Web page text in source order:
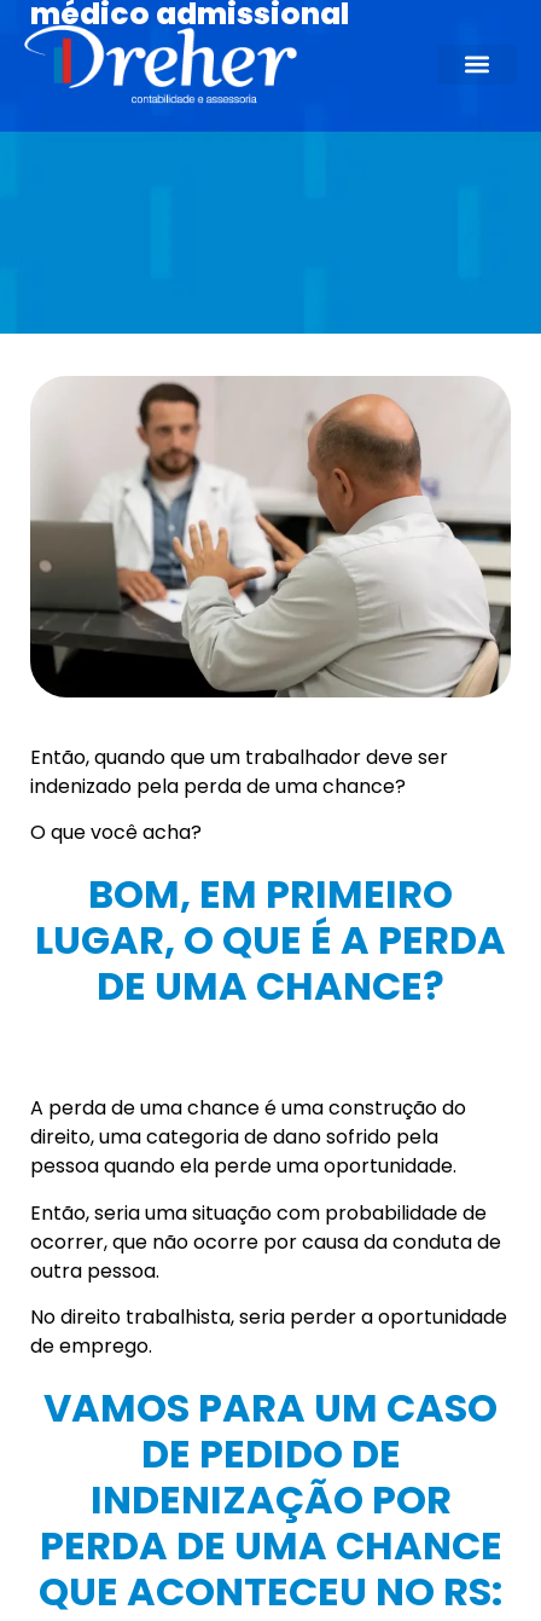
médico admissional
Então, quando que um trabalhador deve ser
indenizado pela perda de uma chance?
O que você acha?
BOM, EM PRIMEIRO
LUGAR, O QUE É A PERDA
DE UMA CHANCE?
A perda de uma chance é uma construção do
direito, uma categoria de dano sofrido pela
pessoa quando ela perde uma oportunidade.
Então, seria uma situação com probabilidade de
ocorrer, que não ocorre por causa da conduta de
outra pessoa.
No direito trabalhista, seria perder a oportunidade
de emprego.
VAMOS PARA UM CASO
DE PEDIDO DE
INDENIZAÇÃO POR
PERDA DE UMA CHANCE
QUE ACONTECEU NO RS: